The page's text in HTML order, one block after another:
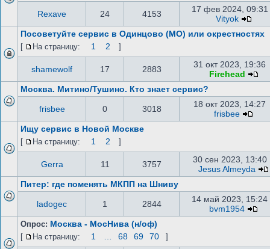
Rexave 24 4153
17 фев 2024, 09:31
Vityok
Посоветуйте сервис в Одинцово (МО) или окрестностях
[ На страницу: 1 2 ]
shamewolf 17 2883
31 окт 2023, 19:36
Firehead
Москва. Митино/Тушино. Кто знает сервис?
frisbee 0 3018
18 окт 2023, 14:27
frisbee
Ищу сервис в Новой Москве
[ На страницу: 1 2 ]
Gerra 11 3757
30 сен 2023, 13:40
Jesus Almeyda
Питер: где поменять МКПП на Шниву
ladogec 1 2844
14 май 2023, 15:24
bvm1954
Опрос: Москва - МосНива (н/оф)
[ На страницу: 1 68 69 70 ]